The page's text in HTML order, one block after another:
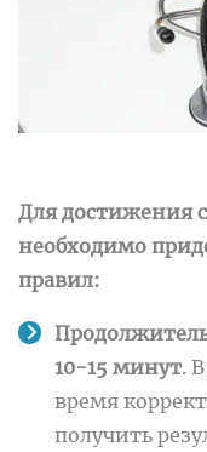
Для достижения
необходимо
правил:
10-15 минут.
время
получить